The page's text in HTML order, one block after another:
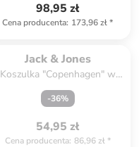
98,95 zł
Cena producenta: 173,96 zł*
Wyprzedane
Jack & Jones
Koszulka "Copenhagen" w
kolorze czarnym
-36%
54,95 zł
Cena producenta: 86,96 zł*